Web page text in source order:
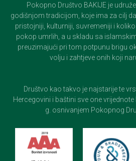
Pokopno Društvo BAKIJE je
godišnjom tradicijom, koje ima za cilj
pristojniji, kulturniji, suvremeniji i
pokop umrlih, a u skladu sa
preuzimajući pri tom potpunu brigu
volju i zahtjeve onih koji
Društvo kao takvo je najstarije te
Hercegovini i baštini sve one vrijednote
g. osnivanjem Pokopnog